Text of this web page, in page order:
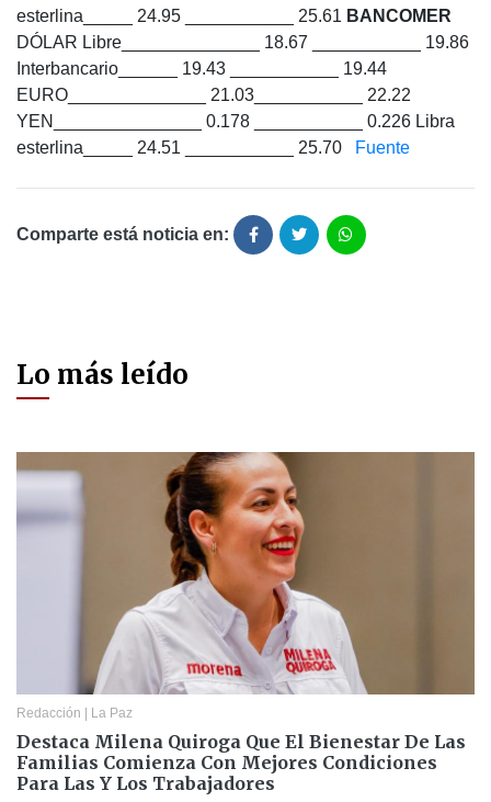
esterlina_____ 24.95 ___________ 25.61 BANCOMER
DÓLAR Libre______________ 18.67 ___________ 19.86
Interbancario______ 19.43 ___________ 19.44
EURO______________ 21.03___________ 22.22
YEN_______________ 0.178 ___________ 0.226 Libra
esterlina_____ 24.51 ___________ 25.70
Fuente
Comparte está noticia en:
Lo más leído
Redacción La Paz
Destaca Milena Quiroga Que El Bienestar De Las
Familias Comienza Con Mejores Condiciones
Para Las Y Los Trabajadores